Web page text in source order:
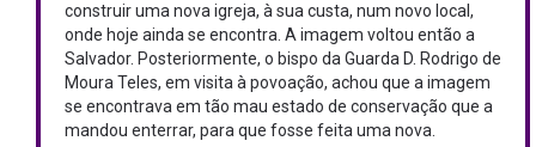
construir uma nova igreja, à sua custa, num novo local,
onde hoje ainda se encontra. A imagem voltou então a
Salvador. Posteriormente, o bispo da Guarda D. Rodrigo de
Moura Teles, em visita à povoação, achou que a imagem
se encontrava em tão mau estado de conservação que a
mandou enterrar, para que fosse feita uma nova.